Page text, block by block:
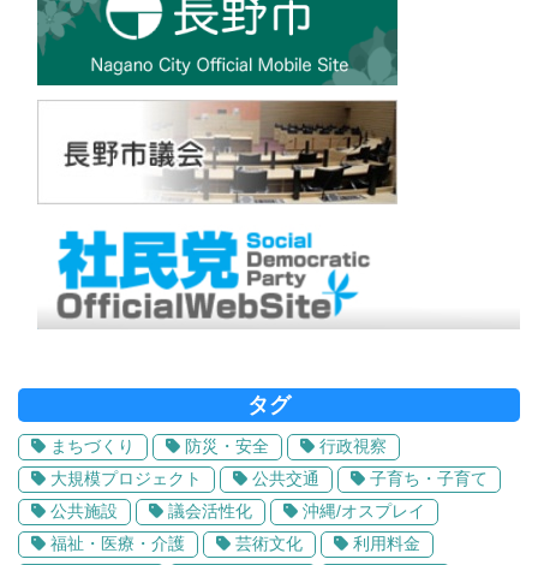
タグ
まちづくり 防災・安全
行政視察
大規模プロジェクト
公共交通
子育ち・子育て
公共施設
議会活性化
沖縄/オスプレイ
福祉・医療・介護
芸術文化
利用料金